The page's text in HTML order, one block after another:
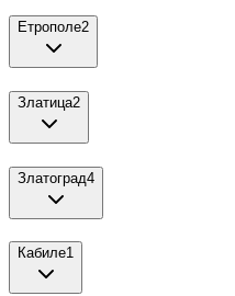
Етрополе2
Златица2
Златоград4
Кабиле1